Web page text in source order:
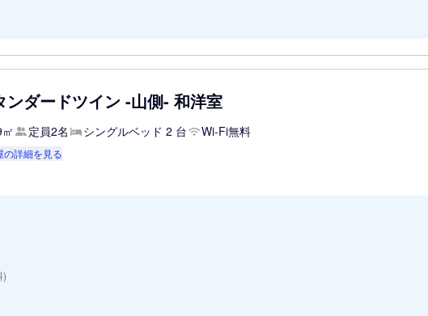
ンダードツイン -山側- 和洋室
定員2名 シングルベッド 2 台 Wi-Fi無料
の詳細を見る
)